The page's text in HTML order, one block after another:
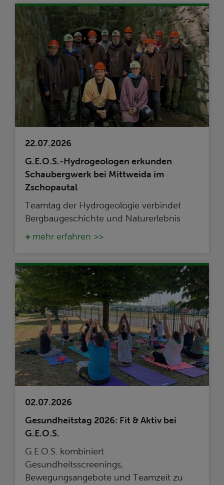
22.07.2026
G.E.O.S.-Hydrogeologen erkunden
Schaubergwerk bei Mittweida im
Zschopautal
Teamtag der Hydrogeologie verbindet
Bergbaugeschichte und Naturerlebnis
mehr erfahren >>
02.07.2026
Gesundheitstag 2026: Fit & Aktiv bei
G.E.O.S.
G.E.O.S. kombiniert
Gesundheitsscreenings,
Bewegungsangebote und Teamzeit zu